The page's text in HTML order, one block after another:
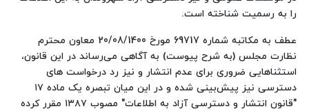
را به رسمیت شناخته است.
عطف به مکاتبه شماره 69717 مورخ 20/08/1400 معاون محترم
نظارت مجلس (به شرح پیوست) به آگاهی می‌رساند در این قانون،
استثناهایی ضروری برای عدم انتشار و نیز رد درخواست های
دسترسی نیز پیش‌بینی شده و در این میان تبصره یک ماده ۱۷
"قانون انتشار و دسترسی آزاد به اطلاعات" مصوب ۱۳۸۷ مقرر کرده